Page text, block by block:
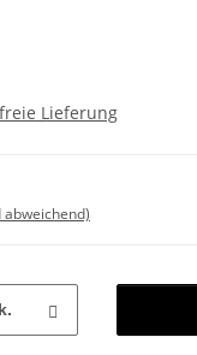
Lieferung
abweichend)